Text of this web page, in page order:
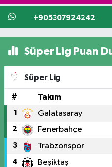
+905307924242
Süper Lig Puan
Süper Lig
# Takım
1 Galatasaray
2 Fenerbahçe
3 Trabzonspor
4 Beşiktaş